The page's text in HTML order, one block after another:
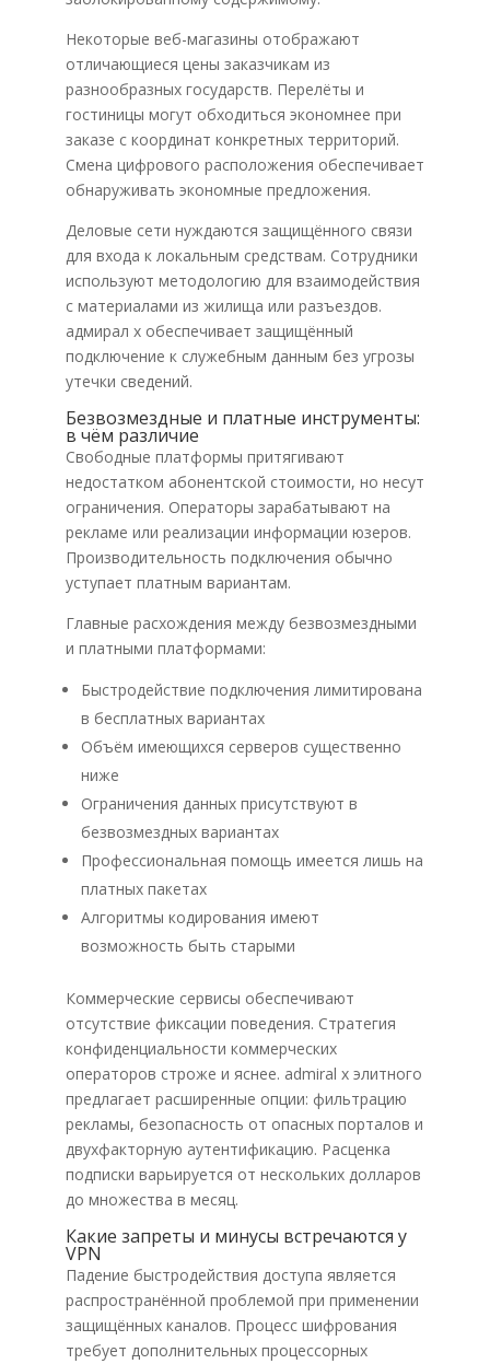
Некоторые веб-магазины отображают
отличающиеся цены заказчикам из
разнообразных государств. Перелёты и
гостиницы могут обходиться экономнее при
заказе с координат конкретных территорий.
Смена цифрового расположения обеспечивает
обнаруживать экономные предложения.
Деловые сети нуждаются защищённого связи
для входа к локальным средствам. Сотрудники
используют методологию для взаимодействия
с материалами из жилища или разъездов.
адмирал х обеспечивает защищённый
подключение к служебным данным без угрозы
утечки сведений.
Безвозмездные и платные инструменты:
в чём различие
Свободные платформы притягивают
недостатком абонентской стоимости, но несут
ограничения. Операторы зарабатывают на
рекламе или реализации информации юзеров.
Производительность подключения обычно
уступает платным вариантам.
Главные расхождения между безвозмездными
и платными платформами:
Быстродействие подключения лимитирована
в бесплатных вариантах
Объём имеющихся серверов существенно
ниже
Ограничения данных присутствуют в
безвозмездных вариантах
Профессиональная помощь имеется лишь на
платных пакетах
Алгоритмы кодирования имеют
возможность быть старыми
Коммерческие сервисы обеспечивают
отсутствие фиксации поведения. Стратегия
конфиденциальности коммерческих
операторов строже и яснее. admiral x элитного
предлагает расширенные опции: фильтрацию
рекламы, безопасность от опасных порталов и
двухфакторную аутентификацию. Расценка
подписки варьируется от нескольких долларов
до множества в месяц.
Какие запреты и минусы встречаются у
VPN
Падение быстродействия доступа является
распространённой проблемой при применении
защищённых каналов. Процесс шифрования
требует дополнительных процессорных